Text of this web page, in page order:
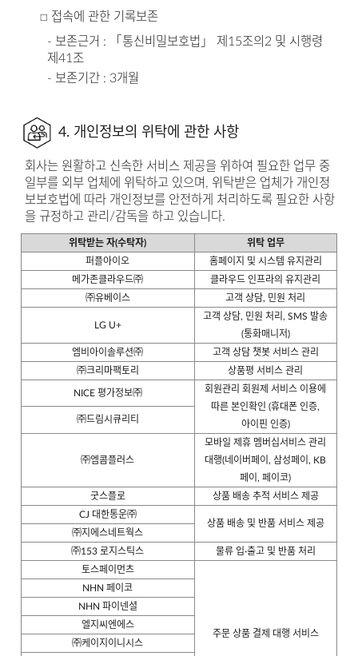
□ 접속에 관한 기록보존
- 보존근거 : 「통신비밀보호법」 제15조의2 및 시행령
제41조
- 보존기간 : 3개월
4. 개인정보의 위탁에 관한 사항
회사는 원활하고 신속한 서비스 제공을 위하여 필요한 업무 중
일부를 외부 업체에 위탁하고 있으며, 위탁받은 업체가 개인정
보보호법에 따라 개인정보를 안전하게 처리하도록 필요한 사항
을 규정하고 관리/감독을 하고 있습니다.
위탁받는 자(수탁자)
위탁 업무
퍼플아이오
홈페이지 및 시스템 유지관리
메가존클라우드㈜
클라우드 인프라의 유지관리
㈜유베이스
고객 상담, 민원 처리
LG U+
고객 상담, 민원 처리, SMS 발송
(통화매니저)
엠비아이솔루션㈜
고객 상담 챗봇 서비스 관리
㈜크리마팩토리
상품평 서비스 관리
NICE 평가정보㈜
회원관리 회원제 서비스 이용에
따른 본인확인 (휴대폰 인증,
아이핀 인증)
㈜드림시큐리티
㈜엠콤플러스
모바일 제휴 멤버십서비스 관리
대행(네이버페이, 삼성페이, KB
페이, 페이코)
굿스플로
상품 배송 추적 서비스 제공
CJ 대한통운㈜
상품 배송 및 반품 서비스 제공
㈜지에스네트웍스
㈜153 로지스틱스
물류 입·출고 및 반품 처리
토스페이먼츠
주문 상품 결제 대행 서비스
NHN 페이코
NHN 파이넨셜
엘지씨엔에스
㈜케이지이니시스